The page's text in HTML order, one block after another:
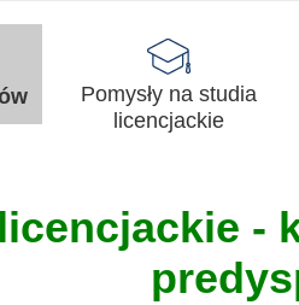
Pomysły na studia
licencjackie
-